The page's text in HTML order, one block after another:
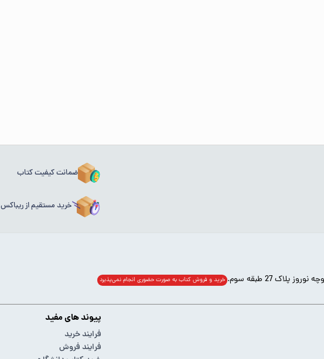
ضمانت کیفیت کتاب
خرید مستقیم از ریباکس
خرید و فروش کتاب به صورت حضوری انجام‌ نمی‌پذیرد
پیوند های مفید
فرایند خرید
فرایند فروش